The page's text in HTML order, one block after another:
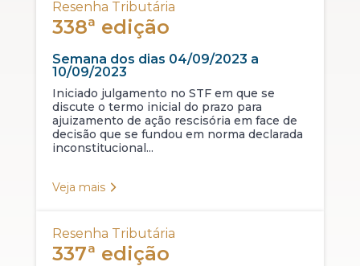
Resenha Tributária
338ª edição
Semana dos dias 04/09/2023 a
10/09/2023
Iniciado julgamento no STF em que se
discute o termo inicial do prazo para
ajuizamento de ação rescisória em face de
decisão que se fundou em norma declarada
inconstitucional...
Veja mais
Resenha Tributária
337ª edição